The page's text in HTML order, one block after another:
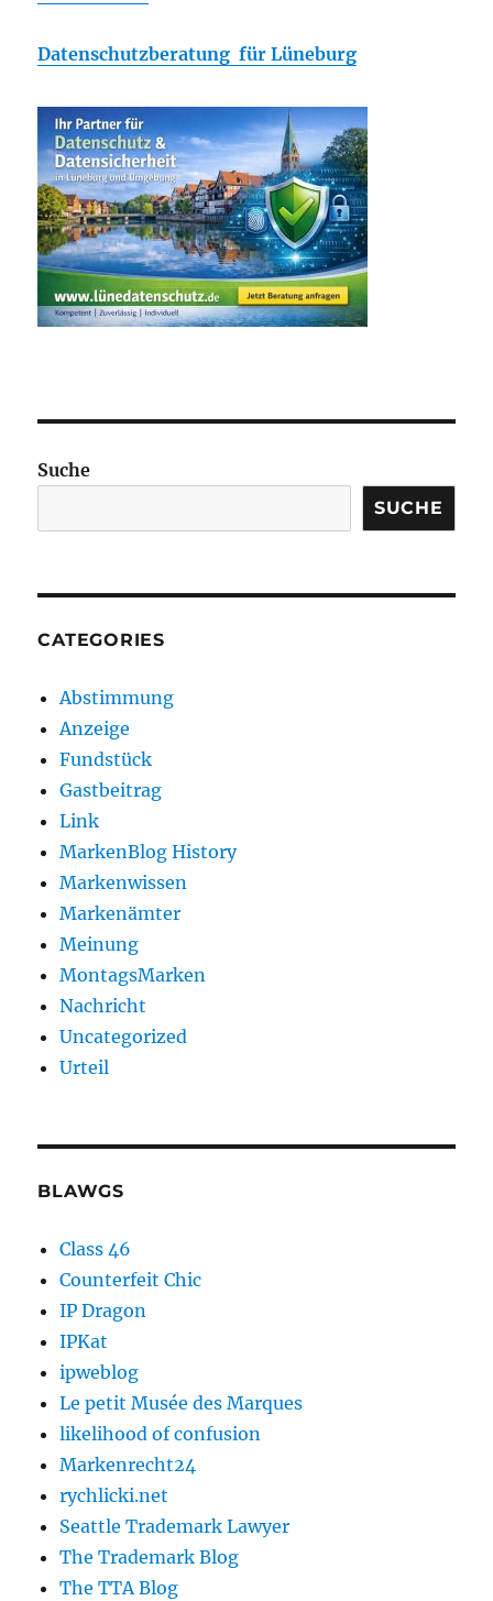
Datenschutzberatung für Lüneburg
Suche
SUCHE
CATEGORIES
Abstimmung
Anzeige
Fundstück
Gastbeitrag
Link
MarkenBlog History
Markenwissen
Markenämter
Meinung
MontagsMarken
Nachricht
Uncategorized
Urteil
BLAWGS
Class 46
Counterfeit Chic
IP Dragon
IPKat
ipweblog
Le petit Musée des Marques
likelihood of confusion
Markenrecht24
rychlicki.net
Seattle Trademark Lawyer
The Trademark Blog
The TTA Blog